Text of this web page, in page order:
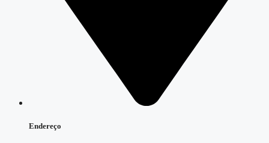
Endereço